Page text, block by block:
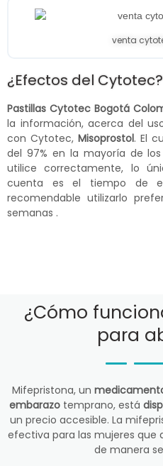
venta
¿Efectos del Cytotec?
Pastillas Cytotec Bogotá
la información, acerca del
con Cytotec, Misoprostol. El
del 97% en la mayoría de
utilice correctamente, lo
cuenta es el tiempo de
recomendable utilizarlo
semanas .
¿Cómo
para
Mifepristona, un
embarazotemprano, está
un precio accesible. La
efectiva para las mujeres que
de manera